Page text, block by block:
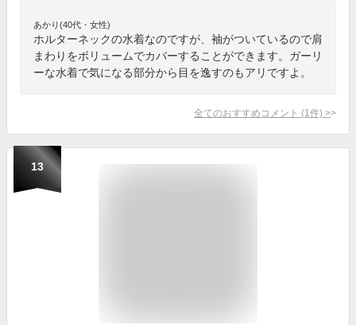
あかり(40代・女性)
ホルターネックの水着なのですが、袖がついているので肩
まわりをボリュームでカバーすることができます。ガーリ
ーな水着で気になる部分から目を逸すのもアリですよ。
全てのおすすめコメント (1 件) >
13